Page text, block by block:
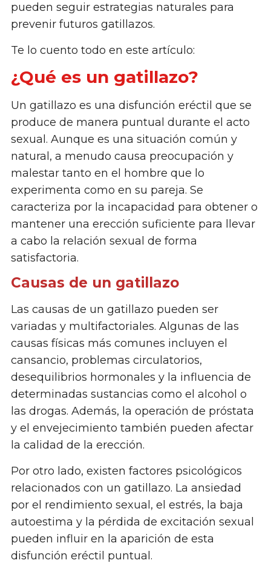
pueden seguir estrategias naturales para
prevenir futuros gatillazos.
Te lo cuento todo en este artículo:
¿Qué es un gatillazo?
Un gatillazo es una disfunción eréctil que se
produce de manera puntual durante el acto
sexual. Aunque es una situación común y
natural, a menudo causa preocupación y
malestar tanto en el hombre que lo
experimenta como en su pareja. Se
caracteriza por la incapacidad para obtener o
mantener una erección suficiente para llevar
a cabo la relación sexual de forma
satisfactoria.
Causas de un gatillazo
Las causas de un gatillazo pueden ser
variadas y multifactoriales. Algunas de las
causas físicas más comunes incluyen el
cansancio, problemas circulatorios,
desequilibrios hormonales y la influencia de
determinadas sustancias como el alcohol o
las drogas. Además, la operación de próstata
y el envejecimiento también pueden afectar
la calidad de la erección.
Por otro lado, existen factores psicológicos
relacionados con un gatillazo. La ansiedad
por el rendimiento sexual, el estrés, la baja
autoestima y la pérdida de excitación sexual
pueden influir en la aparición de esta
disfunción eréctil puntual.